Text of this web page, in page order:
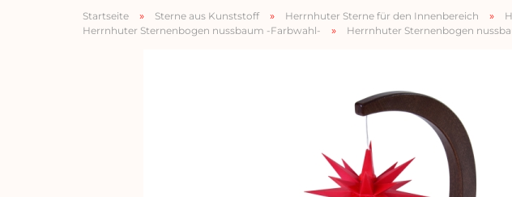
Startseite » Sterne aus Kunststoff » Herrnhuter Sterne für den Innenbereich »
Herrnhuter Sternenbogen nussbaum -Farbwahl- » Herrnhuter Sternenbogen